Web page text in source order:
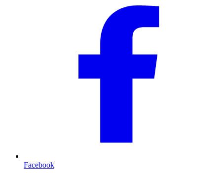
Facebook